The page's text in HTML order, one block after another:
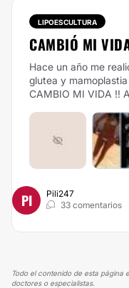
LIPOESCULTURA
CAMBIÓ MI
Hace un año me
glutea y
CAMBIO MI VIDA !!
PI
Pili247
33 comentarios
Todo el contenido de esta
doctores o especialistas.